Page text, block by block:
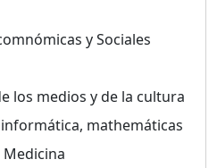
y Sociales
los medios y de la cultura
mathemáticas
Medicina